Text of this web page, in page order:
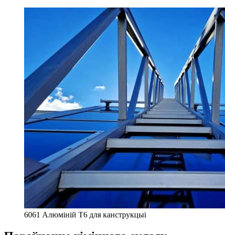
6061 Алюміній T6 для канструкцыі